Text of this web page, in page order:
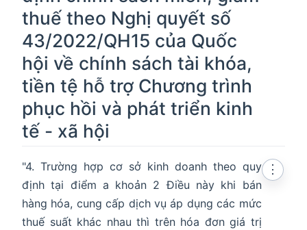
thuế theo Nghị quyết số
43/2022/QH15 của Quốc
hội về chính sách tài khóa,
tiền tệ hỗ trợ Chương trình
phục hồi và phát triển kinh
tế - xã hội
"4. Trường hợp cơ sở kinh doanh theo quy
định tại điểm a khoản 2 Điều này khi bán
hàng hóa, cung cấp dịch vụ áp dụng các mức
thuế suất khác nhau thì trên hóa đơn giá trị
⋮